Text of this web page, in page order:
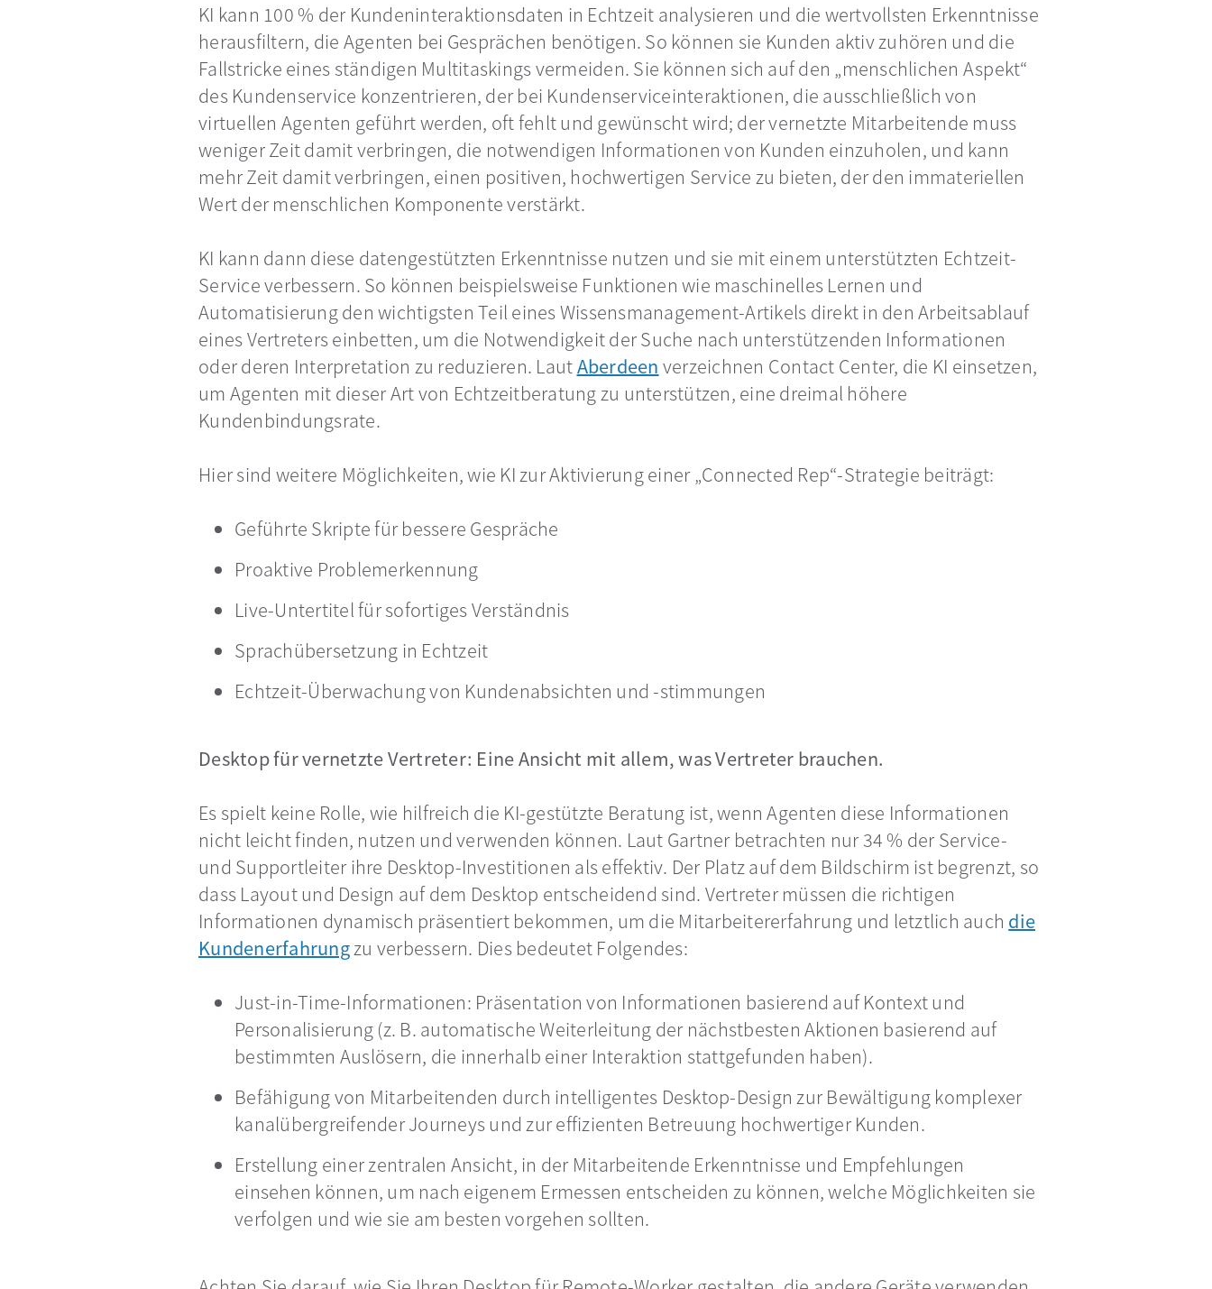
KI kann 100 % der Kundeninteraktionsdaten in Echtzeit analysieren und die wertvollsten Erkenntnisse
herausfiltern, die Agenten bei Gesprächen benötigen. So können sie Kunden aktiv zuhören und die
Fallstricke eines ständigen Multitaskings vermeiden. Sie können sich auf den „menschlichen Aspekt“
des Kundenservice konzentrieren, der bei Kundenserviceinteraktionen, die ausschließlich von
virtuellen Agenten geführt werden, oft fehlt und gewünscht wird; der vernetzte Mitarbeitende muss
weniger Zeit damit verbringen, die notwendigen Informationen von Kunden einzuholen, und kann
mehr Zeit damit verbringen, einen positiven, hochwertigen Service zu bieten, der den immateriellen
Wert der menschlichen Komponente verstärkt.
KI kann dann diese datengestützten Erkenntnisse nutzen und sie mit einem unterstützten Echtzeit-
Service verbessern. So können beispielsweise Funktionen wie maschinelles Lernen und
Automatisierung den wichtigsten Teil eines Wissensmanagement-Artikels direkt in den Arbeitsablauf
eines Vertreters einbetten, um die Notwendigkeit der Suche nach unterstützenden Informationen
oder deren Interpretation zu reduzieren. LautAberdeen wird in einer neuen Registerkarte geöffnet
verzeichnen Contact Center, die KI einsetzen,
um Agenten mit dieser Art von Echtzeitberatung zu unterstützen, eine dreimal höhere
Kundenbindungsrate.
Hier sind weitere Möglichkeiten, wie KI zur Aktivierung einer „Connected Rep“-Strategie beiträgt:
Geführte Skripte für bessere Gespräche
Proaktive Problemerkennung
Live-Untertitel für sofortiges Verständnis
Sprachübersetzung in Echtzeit
Echtzeit-Überwachung von Kundenabsichten und -stimmungen
Desktop für vernetzte Vertreter: Eine Ansicht mit allem, was Vertreter brauchen.
Es spielt keine Rolle, wie hilfreich die KI-gestützte Beratung ist, wenn Agenten diese Informationen
nicht leicht finden, nutzen und verwenden können. Laut Gartner betrachten nur 34 % der Service-
und Supportleiter ihre Desktop-Investitionen als effektiv. Der Platz auf dem Bildschirm ist begrenzt, so
dass Layout und Design auf dem Desktop entscheidend sind. Vertreter müssen die richtigen
Informationen dynamisch präsentiert bekommen, um die Mitarbeitererfahrung und letztlich auch die
Kundenerfahrungzu verbessern. Dies bedeutet Folgendes:
Just-in-Time-Informationen: Präsentation von Informationen basierend auf Kontext und
Personalisierung (z. B. automatische Weiterleitung der nächstbesten Aktionen basierend auf
bestimmten Auslösern, die innerhalb einer Interaktion stattgefunden haben).
Befähigung von Mitarbeitenden durch intelligentes Desktop-Design zur Bewältigung komplexer
kanalübergreifender Journeys und zur effizienten Betreuung hochwertiger Kunden.
Erstellung einer zentralen Ansicht, in der Mitarbeitende Erkenntnisse und Empfehlungen
einsehen können, um nach eigenem Ermessen entscheiden zu können, welche Möglichkeiten sie
verfolgen und wie sie am besten vorgehen sollten.